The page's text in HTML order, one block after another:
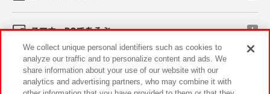
スマホ・PCであそぶ
イベント・キャンペーン
We collect unique personal identifiers such as cookies to
analyze our traffic and to personalize content and ads. We
share information about your use of our website with our
analytics and advertising partners, who may combine it with